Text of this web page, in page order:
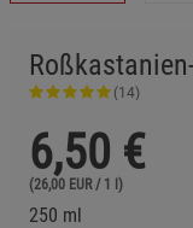
(14)
6,50 €
(26,00 EUR / 1 l)
250 ml